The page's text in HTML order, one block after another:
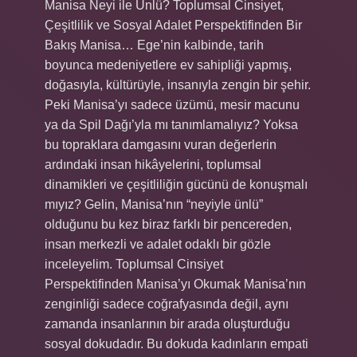
Manisa Neyi ile Ünlü? Toplumsal Cinsiyet,
Çeşitlilik ve Sosyal Adalet Perspektifinden Bir
Bakış Manisa… Ege’nin kalbinde, tarih
boyunca medeniyetlere ev sahipliği yapmış,
doğasıyla, kültürüyle, insanıyla zengin bir şehir.
Peki Manisa’yı sadece üzümü, mesir macunu
ya da Spil Dağı’yla mı tanımlamalıyız? Yoksa
bu topraklara damgasını vuran değerlerin
ardındaki insan hikâyelerini, toplumsal
dinamikleri ve çeşitliliğin gücünü de konuşmalı
mıyız? Gelin, Manisa’nın “neyiyle ünlü”
olduğunu bu kez biraz farklı bir pencereden,
insan merkezli ve adalet odaklı bir gözle
inceleyelim. Toplumsal Cinsiyet
Perspektifinden Manisa’yı Okumak Manisa’nın
zenginliği sadece coğrafyasında değil, aynı
zamanda insanlarının bir arada oluşturduğu
sosyal dokudadır. Bu dokuda kadınların empati